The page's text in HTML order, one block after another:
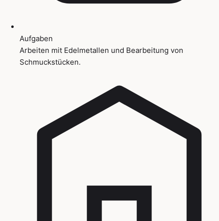
Aufgaben
Arbeiten mit Edelmetallen und Bearbeitung von
Schmuckstücken.